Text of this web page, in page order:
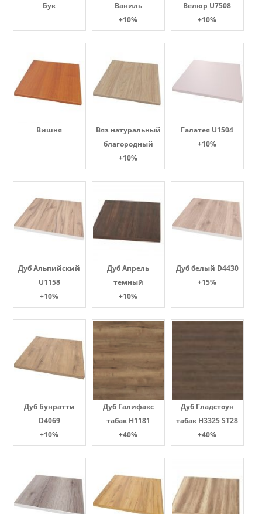
Бук
Ваниль
+10%
Велюр U7508
+10%
Вишня
Вяз натуральный
благородный
+10%
Галатея U1504
+10%
Дуб Альпийский
U1158
+10%
Дуб Апрель
темный
+10%
Дуб белый D4430
+15%
Дуб Бунратти
D4069
+10%
Дуб Галифакс
табак Н1181
+40%
Дуб Гладстоун
табак H3325 ST28
+40%